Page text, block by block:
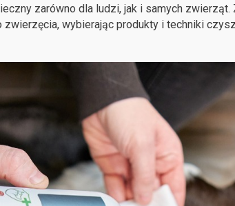
zarówno dla ludzi, jak i samych zwierząt.
wybierając produkty i techniki